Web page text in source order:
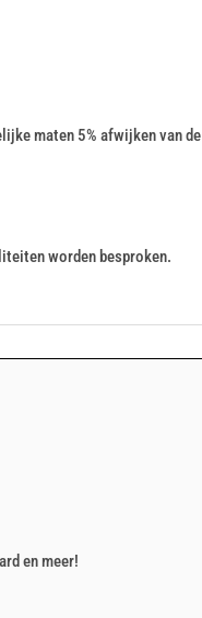
maten 5% afwijken van de
worden besproken.
en meer!